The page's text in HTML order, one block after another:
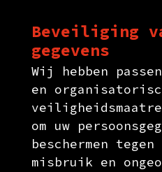
Beveiliging
gegevens
Wij hebben
en
om uw
beschermen
misbruik en